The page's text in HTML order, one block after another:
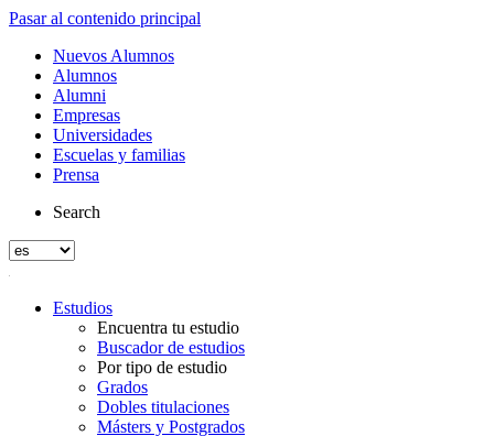
Pasar al contenido principal
Nuevos Alumnos
Alumnos
Alumni
Empresas
Universidades
Escuelas y familias
Prensa
Search
Estudios
Encuentra tu estudio
Buscador de estudios
Por tipo de estudio
Grados
Dobles titulaciones
Másters y Postgrados